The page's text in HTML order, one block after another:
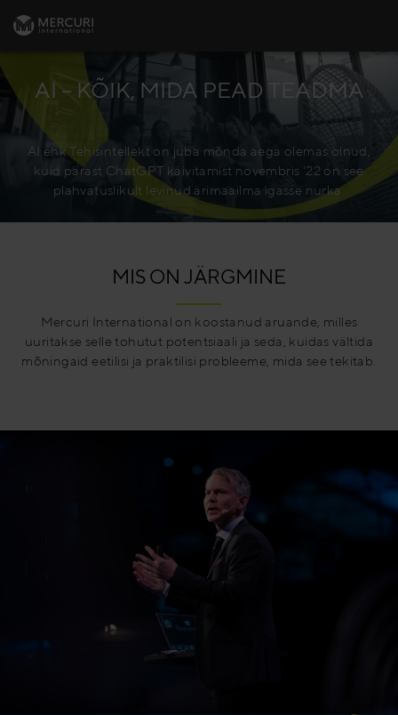
AI – KÕIK, MIDA PEAD TEADMA
AI ehk Tehisintellekt on juba mõnda aega olemas olnud,
kuid pärast ChatGPT käivitamist novembris '22 on see
plahvatuslikult levinud ärimaailma igasse nurka.
MIS ON JÄRGMINE
Mercuri International on koostanud aruande, milles
uuritakse selle tohutut potentsiaali ja seda, kuidas vältida
mõningaid eetilisi ja praktilisi probleeme, mida see tekitab.